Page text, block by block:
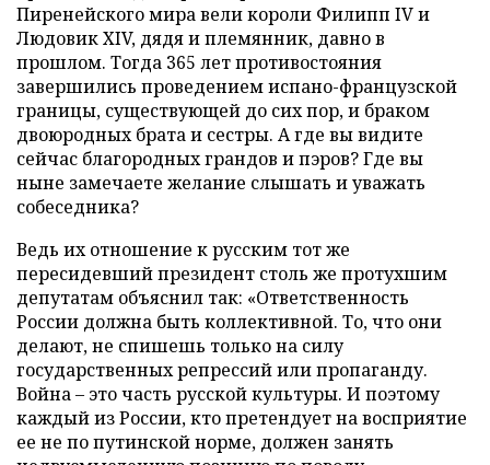
Пиренейского мира вели короли Филипп IV и
Людовик XIV, дядя и племянник, давно в
прошлом. Тогда 365 лет противостояния
завершились проведением испано-французской
границы, существующей до сих пор, и браком
двоюродных брата и сестры. А где вы видите
сейчас благородных грандов и пэров? Где вы
ныне замечаете желание слышать и уважать
собеседника?
Ведь их отношение к русским тот же
пересидевший президент столь же протухшим
депутатам объяснил так: «Ответственность
России должна быть коллективной. То, что они
делают, не спишешь только на силу
государственных репрессий или пропаганду.
Война – это часть русской культуры. И поэтому
каждый из России, кто претендует на восприятие
ее не по путинской норме, должен занять